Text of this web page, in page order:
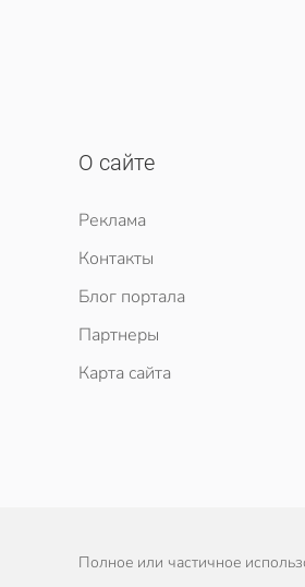
О сайте
Реклама
Контакты
Блог портала
Партнеры
Карта сайта
Полное или частичное